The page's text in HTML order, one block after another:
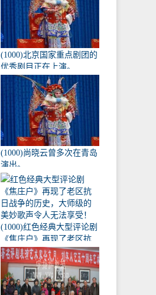
(1000)北京国家重点剧团的
优秀剧目正在上演。
(1000)尚晓云曾多次在青岛
演出。
(1000)红色经典大型评论剧
《焦庄户》再现了老区抗
日战争的历史，大师级的
美妙歌声令人无法享受！